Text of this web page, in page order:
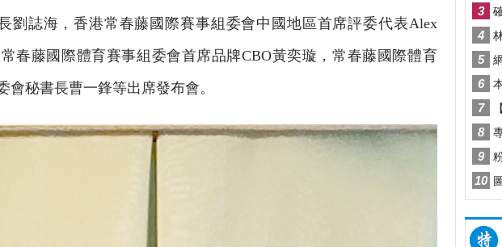
劉誌海，香港常春藤國際賽事組委會中國地區首席評委代表Alex
常春藤國際體育賽事組委會首席品牌CBO黃奕璇，常春藤國際體育
會秘書長曹一鋒等出席發布會。